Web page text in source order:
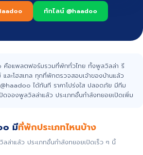
ทักไลน์ @haadoo
คือแพลตฟอร์มรวมที่พักทั่วไทย ทั้งพูลวิลล่า รี
ละโฮสเทล ทุกที่พักตรวจสอบเจ้าของบ้านแล้ว
ได้ทันที ราคาโปร่งใส ปลอดภัย มีทีม
ดจองพูลวิลล่าแล้ว ประเภทอื่นกำลังทยอยเปิดเพิ่ม
มีที่พักประเภทไหนบ้าง
ล่าแล้ว ประเภทอื่นกำลังทยอยเปิดเร็ว ๆ นี้